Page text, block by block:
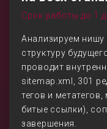
Срок работы до 1
Анализируем нишу
структуру
проводит
sitemap.xml, 301
тегов и
битые ссылки),
завершения.